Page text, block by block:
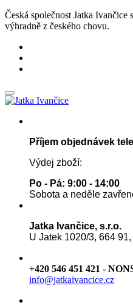
Česká společnost Jatka Ivančice
výhradně z českého chovu.
Příjem objednávek
Výdej zboží:
Po - Pá: 9:00 - 14:00
Sobota a neděle
Jatka Ivančice, s.r.o.
U Jatek 1020/3, 664
+420 546 451 421 -
info@jatkaivancice.cz